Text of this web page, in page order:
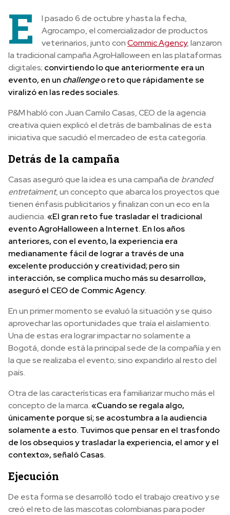
E
l pasado 6 de octubre y hasta la fecha,
Agrocampo, el comercializador de productos
veterinarios, junto conCommic Agency, lanzaron
la tradicional campaña AgroHalloween en las plataformas
digitales; convirtiendo lo que anteriormente era un
evento, en un challengeo reto que rápidamente se
viralizó en las redes sociales.
P&M habló con Juan Camilo Casas, CEO de la agencia
creativa quien explicó el detrás de bambalinas de esta
iniciativa que sacudió el mercadeo de esta categoría.
Detrás de la campaña
Casas aseguró que la idea es una campaña de branded
entretaiment, un concepto que abarca los proyectos que
tienen énfasis publicitarios y finalizan con un eco en la
audiencia.«El gran reto fue trasladar el tradicional
evento AgroHalloween a Internet. En los años
anteriores, con el evento, la experiencia era
medianamente fácil de lograr a través de una
excelente producción y creatividad; pero sin
interacción, se complica mucho más su desarrollo»,
aseguró el CEO de Commic Agency.
En un primer momento se evaluó la situación y se quiso
aprovechar las oportunidades que traía el aislamiento.
Una de estas era lograr impactar no solamente a
Bogotá, donde está la principal sede de la compañía y en
la que se realizaba el evento; sino expandirlo al resto del
país.
Otra de las características era familiarizar mucho más el
concepto de la marca.«Cuando se regala algo,
únicamente porque sí; se acostumbra a la audiencia
solamente a esto. Tuvimos que pensar en el trasfondo
de los obsequios y trasladar la experiencia, el amor y el
contexto», señaló Casas.
Ejecución
De esta forma se desarrolló todo el trabajo creativo y se
creó el reto de las mascotas colombianas para poder